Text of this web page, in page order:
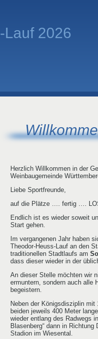
Lauf 2026
Herzlich Willkommen in der
Weinbaugemeinde
Liebe Sportfreunde,
auf die Plätze …. fertig ….
Endlich ist es wieder soweit
Start gehen.
Im vergangenen Jahr haben
Theodor-Heuss-Lauf an den
traditionellen Stadtlaufs am
dass dieser wieder in der
An dieser Stelle möchten wir
ermuntern, sondern auch alle
begeistern.
Neben der Königsdisziplin
beiden jeweils 400 Meter
wieder entlang des Radwegs
Blasenberg“ dann in
Stadion im Wiesental.